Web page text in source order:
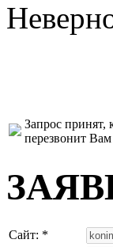
Запрос принят,
перезвонит
Сайт: *